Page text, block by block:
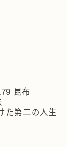
昆布
た第二の人生